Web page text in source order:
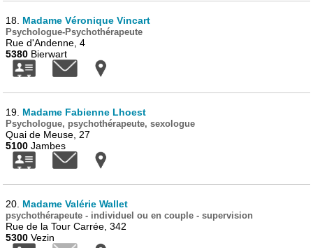
18. Madame Véronique Vincart
Psychologue-Psychothérapeute
Rue d'Andenne, 4
5380 Bierwart
19. Madame Fabienne Lhoest
Psychologue, psychothérapeute, sexologue
Quai de Meuse, 27
5100 Jambes
20. Madame Valérie Wallet
psychothérapeute - individuel ou en couple - supervision
Rue de la Tour Carrée, 342
5300 Vezin